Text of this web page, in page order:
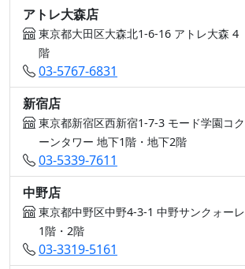
アトレ大森店
東京都大田区大森北1-6-16 アトレ大森 4
階
03-5767-6831
新宿店
東京都新宿区西新宿1-7-3 モード学園コク
ーンタワー 地下1階・地下2階
03-5339-7611
中野店
東京都中野区中野4-3-1 中野サンクォーレ
1階・2階
03-3319-5161